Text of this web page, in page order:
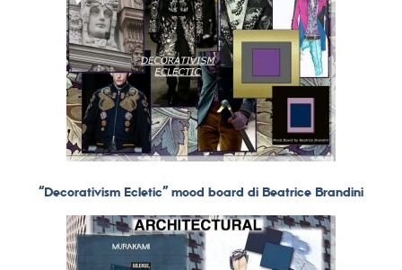
“Decorativism Ecletic” mood board di Beatrice Brandini